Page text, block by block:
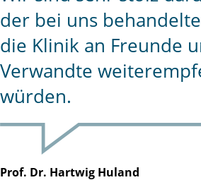
der bei uns
die Klinik an Freunde
Verwandte
würden.
Prof. Dr. Hartwig Huland